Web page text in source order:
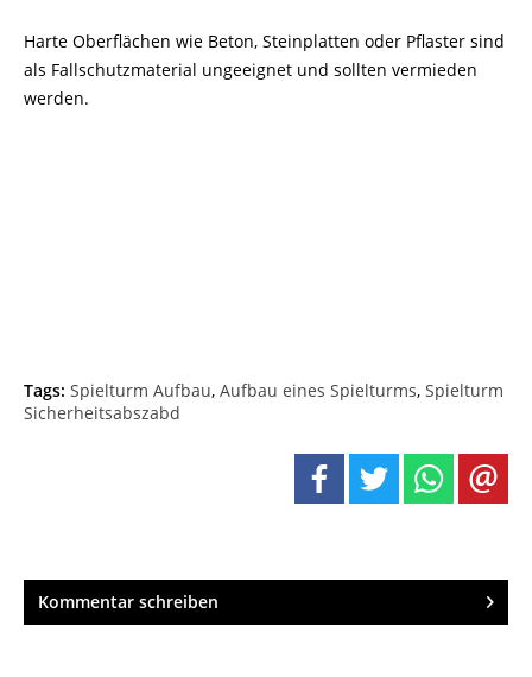
Harte Oberflächen wie Beton, Steinplatten oder Pflaster sind
als Fallschutzmaterial ungeeignet und sollten vermieden
werden.
Tags: Spielturm Aufbau, Aufbau eines Spielturms, Spielturm
Sicherheitsabszabd
Kommentar schreiben